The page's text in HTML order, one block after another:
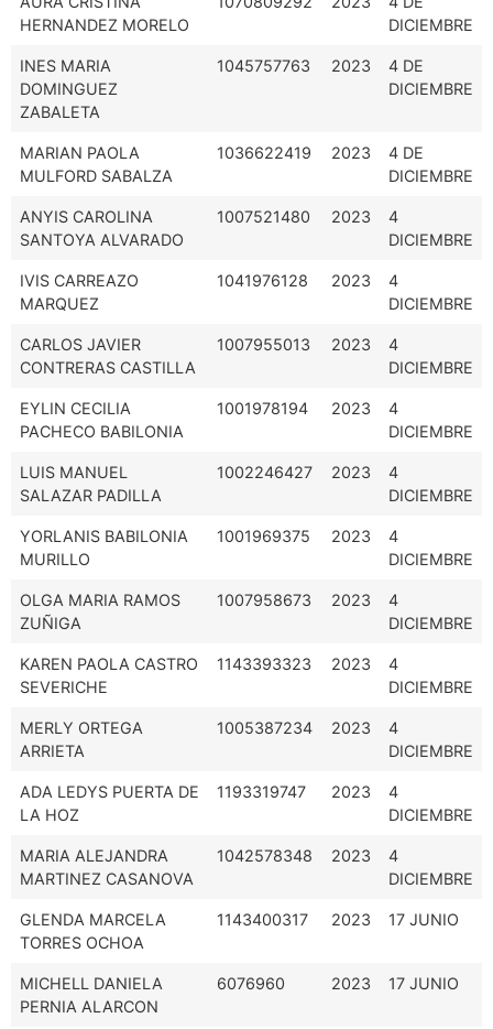
HERNANDEZ MORELO
DICIEMBRE
INES MARIA
DOMINGUEZ
ZABALETA
1045757763 2023
4 DE
DICIEMBRE
MARIAN PAOLA
MULFORD SABALZA
1036622419 2023
4 DE
DICIEMBRE
ANYIS CAROLINA
SANTOYA ALVARADO
1007521480 2023
4
DICIEMBRE
IVIS CARREAZO
MARQUEZ
1041976128 2023
4
DICIEMBRE
CARLOS JAVIER
CONTRERAS CASTILLA
1007955013 2023
4
DICIEMBRE
EYLIN CECILIA
PACHECO BABILONIA
1001978194 2023
4
DICIEMBRE
LUIS MANUEL
SALAZAR PADILLA
1002246427 2023
4
DICIEMBRE
YORLANIS BABILONIA
MURILLO
1001969375 2023
4
DICIEMBRE
OLGA MARIA RAMOS
ZUÑIGA
1007958673 2023
4
DICIEMBRE
KAREN PAOLA CASTRO
SEVERICHE
1143393323 2023
4
DICIEMBRE
MERLY ORTEGA
ARRIETA
1005387234 2023
4
DICIEMBRE
ADA LEDYS PUERTA DE
LA HOZ
1193319747 2023
4
DICIEMBRE
MARIA ALEJANDRA
MARTINEZ CASANOVA
1042578348 2023
4
DICIEMBRE
GLENDA MARCELA
TORRES OCHOA
1143400317 2023 17 JUNIO
MICHELL DANIELA
PERNIA ALARCON
6076960 2023 17 JUNIO